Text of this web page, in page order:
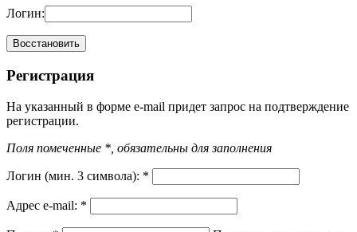
Логин:
Регистрация
На указанный в форме e-mail придет запрос на подтверждение
регистрации.
Поля помеченные *, обязательны для заполнения
Логин (мин. 3 символа): *
Адрес e-mail: *